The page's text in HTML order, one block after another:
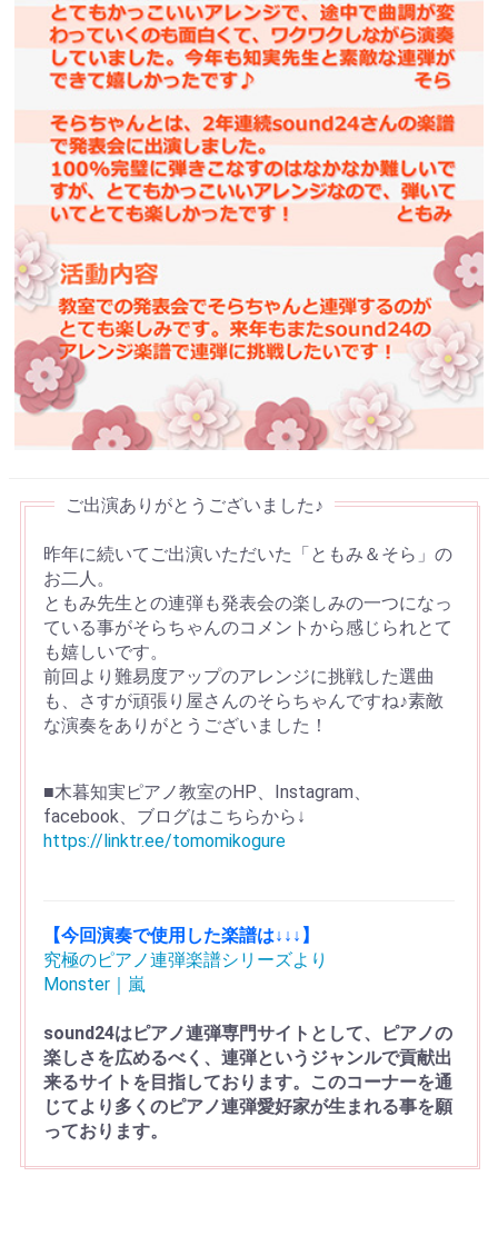
昨年に続いてご出演いただいた「ともみ＆そら」の
お二人。
ともみ先生との連弾も発表会の楽しみの一つになっ
ている事がそらちゃんのコメントから感じられとて
も嬉しいです。
前回より難易度アップのアレンジに挑戦した選曲
も、さすが頑張り屋さんのそらちゃんですね♪素敵
な演奏をありがとうございました！
■木暮知実ピアノ教室のHP、Instagram、
facebook、ブログはこちらから↓
https://linktr.ee/tomomikogure
【今回演奏で使用した楽譜は↓↓↓】
究極のピアノ連弾楽譜シリーズより
Monster｜嵐
sound24はピアノ連弾専門サイトとして、ピアノの
楽しさを広めるべく、連弾というジャンルで貢献出
来るサイトを目指しております。このコーナーを通
じてより多くのピアノ連弾愛好家が生まれる事を願
っております。